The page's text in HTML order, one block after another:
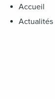
Accueil
Actualités